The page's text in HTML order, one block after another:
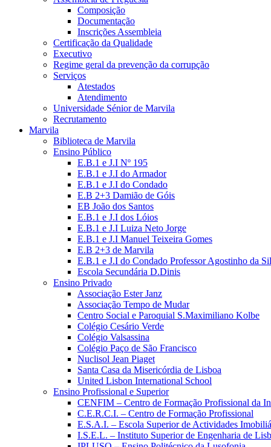
Composição
Documentação
Inscrições Assembleia
Certificação da Qualidade
Executivo
Regime geral da prevenção da corrupção
Serviços
Atestados
Atendimento
Universidade Sénior de Marvila
Recrutamento
Marvila
Biblioteca de Marvila
Ensino Público
E.B.1 e J.I Nº 195
E.B.1 e J.I do Armador
E.B.1 e J.I do Condado
E.B 2+3 Damião de Góis
EB João dos Santos
E.B.1 e J.I dos Lóios
E.B.1 e J.I Luiza Neto Jorge
E.B.1 e J.I Manuel Teixeira Gomes
E.B 2+3 de Marvila
E.B.1 e J.I do Condado Professor Agostinho da
Escola Secundária D.Dinis
Ensino Privado
Associação Ester Janz
Associação Tempo de Mudar
Centro Social e Paroquial S.Maximiliano Kolbe
Colégio Cesário Verde
Colégio Valsassina
Colégio Paço de São Francisco
Nuclisol Jean Piaget
Santa Casa da Misericórdia de Lisboa
United Lisbon International School
Ensino Profissional e Superior
CENFIM – Centro de Formação Profissional da
C.E.R.C.I. – Centro de Formação Profissional
E.S.A.I. – Escola Superior de Actividades
I.S.E.L. – Instituto Superior de Engenharia de